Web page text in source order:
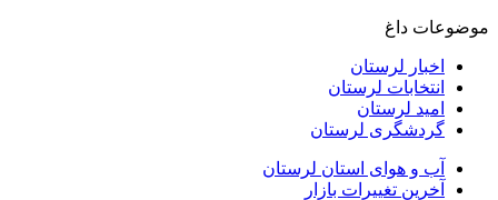
موضوعات داغ
اخبار لرستان
انتخابات لرستان
امید لرستان
گردشگری لرستان
آب و هوای استان لرستان
آخرین تغییرات بازار